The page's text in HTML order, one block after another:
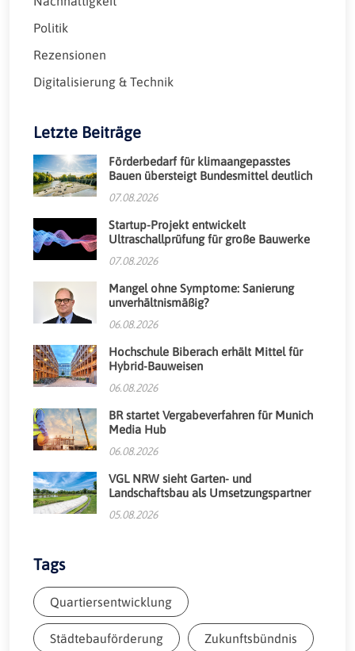
Politik
Rezensionen
Digitalisierung & Technik
Letzte Beiträge
Förderbedarf für klimaangepasstes
Bauen übersteigt Bundesmittel deutlich
07.08.2026
Startup-Projekt entwickelt
Ultraschallprüfung für große Bauwerke
07.08.2026
Mangel ohne Symptome: Sanierung
unverhältnismäßig?
06.08.2026
Hochschule Biberach erhält Mittel für
Hybrid-Bauweisen
06.08.2026
BR startet Vergabeverfahren für Munich
Media Hub
06.08.2026
VGL NRW sieht Garten- und
Landschaftsbau als Umsetzungspartner
05.08.2026
Tags
Quartiersentwicklung
Städtebauförderung Zukunftsbündnis